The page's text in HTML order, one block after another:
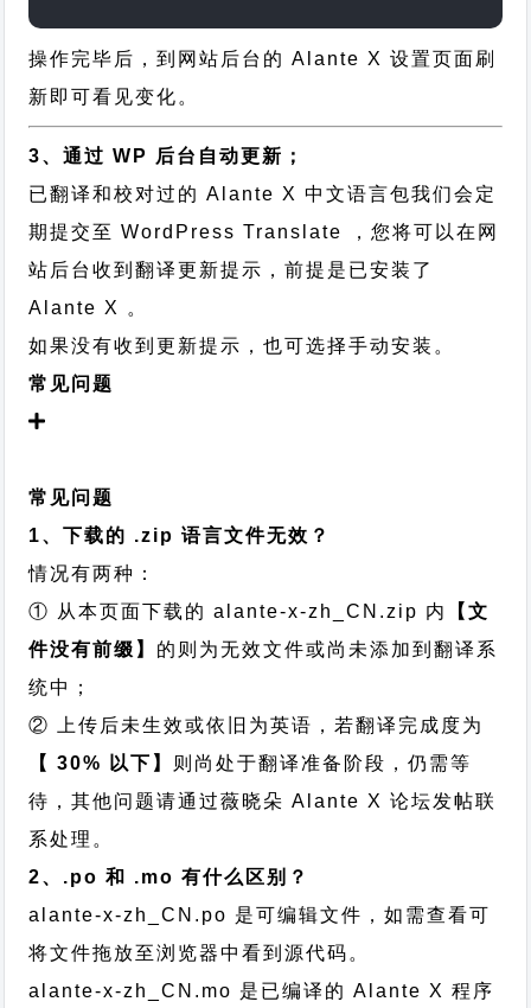
操作完毕后，到网站后台的 Alante X 设置页面刷
新即可看见变化。
3、通过 WP 后台自动更新；
已翻译和校对过的 Alante X 中文语言包我们会定
期提交至 WordPress Translate ，您将可以在网
站后台收到翻译更新提示，前提是已安装了
Alante X 。
如果没有收到更新提示，也可选择手动安装。
常见问题
常见问题
1、下载的 .zip 语言文件无效？
情况有两种：
① 从本页面下载的 alante-x-zh_CN.zip 内
【文
件没有前缀】 的则为无效文件或尚未添加到翻译系
统中；
② 上传后未生效或依旧为英语，若翻译完成度为
【 30% 以下】 则尚处于翻译准备阶段，仍需等
待，其他问题请通过薇晓朵 Alante X 论坛发帖联
系处理。
2、.po 和 .mo 有什么区别？
alante-x-zh_CN.po 是可编辑文件，如需查看可
将文件拖放至浏览器中看到源代码。
alante-x-zh_CN.mo 是已编译的 Alante X 程序